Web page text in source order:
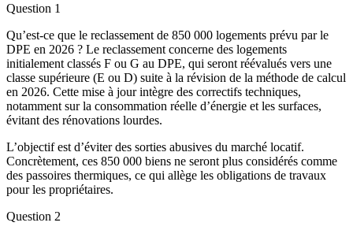
Question 1
Qu’est-ce que le reclassement de 850 000 logements prévu par le
DPE en 2026 ? Le reclassement concerne des logements
initialement classés F ou G au DPE, qui seront réévalués vers une
classe supérieure (E ou D) suite à la révision de la méthode de calcul
en 2026. Cette mise à jour intègre des correctifs techniques,
notamment sur la consommation réelle d’énergie et les surfaces,
évitant des rénovations lourdes.
L’objectif est d’éviter des sorties abusives du marché locatif.
Concrètement, ces 850 000 biens ne seront plus considérés comme
des passoires thermiques, ce qui allège les obligations de travaux
pour les propriétaires.
Question 2